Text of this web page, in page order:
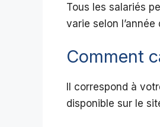
Tous les salariés
varie selon
Comment
Il correspond à
disponible sur le